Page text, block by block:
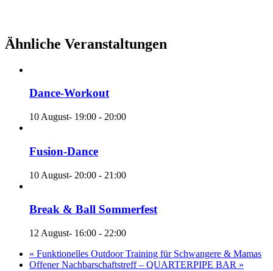
Ähnliche Veranstaltungen
Dance-Workout
10 August- 19:00 - 20:00
Fusion-Dance
10 August- 20:00 - 21:00
Break & Ball Sommerfest
12 August- 16:00 - 22:00
« Funktionelles Outdoor Training für Schwangere & Mamas
Offener Nachbarschaftstreff – QUARTERPIPE BAR »